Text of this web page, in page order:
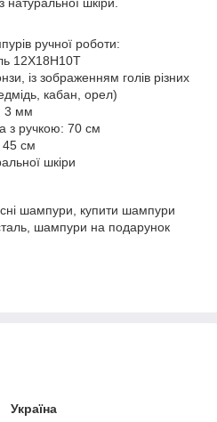
натуральної шкіри.
ручної роботи:
12Х18Н10Т
із зображенням голів різних
кабан, орел)
3 мм
з ручкою: 70 см
см
шкіри
шампури, купити шампури
шампури на подарунок
Україна